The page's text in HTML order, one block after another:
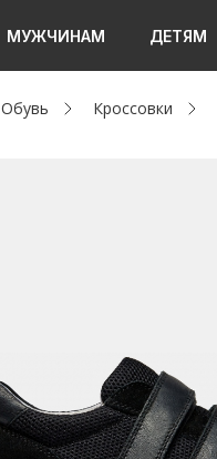
МУЖЧИНАМ ДЕТЯМ
Обувь Кроссовки